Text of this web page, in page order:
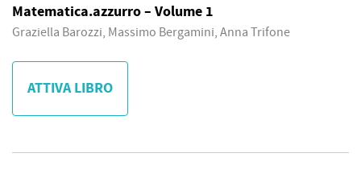
Matematica.azzurro – Volume 1
Graziella Barozzi, Massimo Bergamini, Anna Trifone
ATTIVA LIBRO